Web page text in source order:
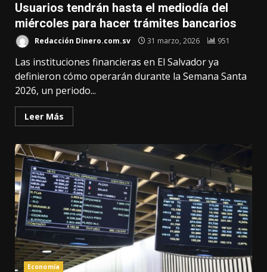
Usuarios tendrán hasta el mediodía del
miércoles para hacer trámites bancarios
Redacción Dinero.com.sv 31 marzo, 2026 951
Las instituciones financieras en El Salvador ya
definieron cómo operarán durante la Semana Santa
2026, un periodo...
Leer Más
Economía